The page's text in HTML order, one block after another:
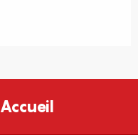
Accueil